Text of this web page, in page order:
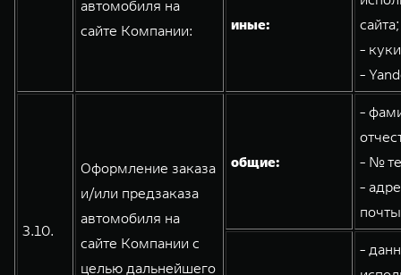
автомобиля на
сайте Компании:
иные:
сайта;
-
-
3.10.
Оформление заказа
и/или предзаказа
автомобиля на
сайте Компании с
целью дальнейшего
общие:
-
- №
-
-